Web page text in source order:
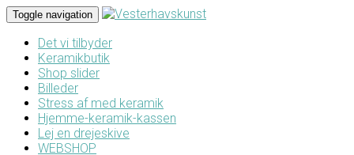
Toggle navigation
Det vi tilbyder
Keramikbutik
Shop slider
Billeder
Stress af med keramik
Hjemme-keramik-kassen
Lej en drejeskive
WEBSHOP